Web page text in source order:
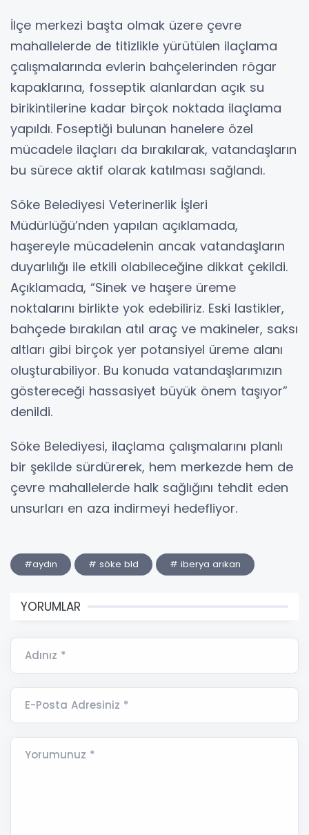
İlçe merkezi başta olmak üzere çevre
mahallelerde de titizlikle yürütülen ilaçlama
çalışmalarında evlerin bahçelerinden rögar
kapaklarına, fosseptik alanlardan açık su
birikintilerine kadar birçok noktada ilaçlama
yapıldı. Foseptiği bulunan hanelere özel
mücadele ilaçları da bırakılarak, vatandaşların
bu sürece aktif olarak katılması sağlandı.
Söke Belediyesi Veterinerlik İşleri
Müdürlüğü’nden yapılan açıklamada,
haşereyle mücadelenin ancak vatandaşların
duyarlılığı ile etkili olabileceğine dikkat çekildi.
Açıklamada, “Sinek ve haşere üreme
noktalarını birlikte yok edebiliriz. Eski lastikler,
bahçede bırakılan atıl araç ve makineler, saksı
altları gibi birçok yer potansiyel üreme alanı
oluşturabiliyor. Bu konuda vatandaşlarımızın
göstereceği hassasiyet büyük önem taşıyor”
denildi.
Söke Belediyesi, ilaçlama çalışmalarını planlı
bir şekilde sürdürerek, hem merkezde hem de
çevre mahallelerde halk sağlığını tehdit eden
unsurları en aza indirmeyi hedefliyor.
#aydın # söke bld # iberya arıkan
YORUMLAR
Adınız *
E-Posta Adresiniz *
Yorumunuz *